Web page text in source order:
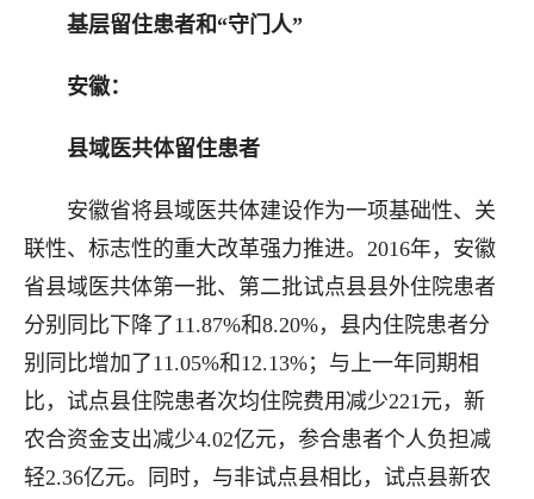
基层留住患者和“守门人”
安徽：
县域医共体留住患者
安徽省将县域医共体建设作为一项基础性、关
联性、标志性的重大改革强力推进。2016年，安徽
省县域医共体第一批、第二批试点县县外住院患者
分别同比下降了11.87%和8.20%，县内住院患者分
别同比增加了11.05%和12.13%；与上一年同期相
比，试点县住院患者次均住院费用减少221元，新
农合资金支出减少4.02亿元，参合患者个人负担减
轻2.36亿元。同时，与非试点县相比，试点县新农